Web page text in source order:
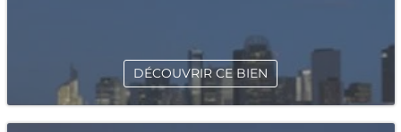
DÉCOUVRIR CE BIEN